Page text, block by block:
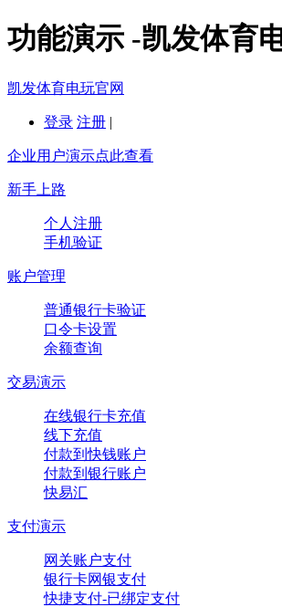
功能演示 -凯发体育
凯发体育电玩官网
登录 注册 |
企业用户演示点此查看
新手上路
个人注册
手机验证
账户管理
普通银行卡验证
口令卡设置
余额查询
交易演示
在线银行卡充值
线下充值
付款到快钱账户
付款到银行账户
快易汇
支付演示
网关账户支付
银行卡网银支付
快捷支付-已绑定支付